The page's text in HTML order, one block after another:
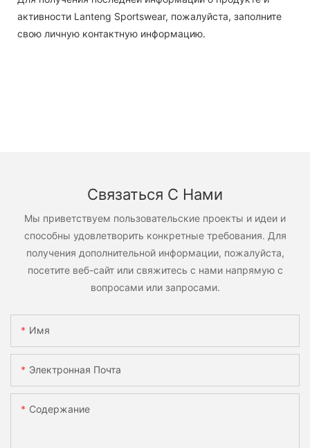
активности Lanteng Sportswear, пожалуйста, заполните
свою личную контактную информацию.
Связаться С Нами
Мы приветствуем пользовательские проекты и идеи и
способны удовлетворить конкретные требования. Для
получения дополнительной информации, пожалуйста,
посетите веб-сайт или свяжитесь с нами напрямую с
вопросами или запросами.
Имя
Электронная Почта
Содержание